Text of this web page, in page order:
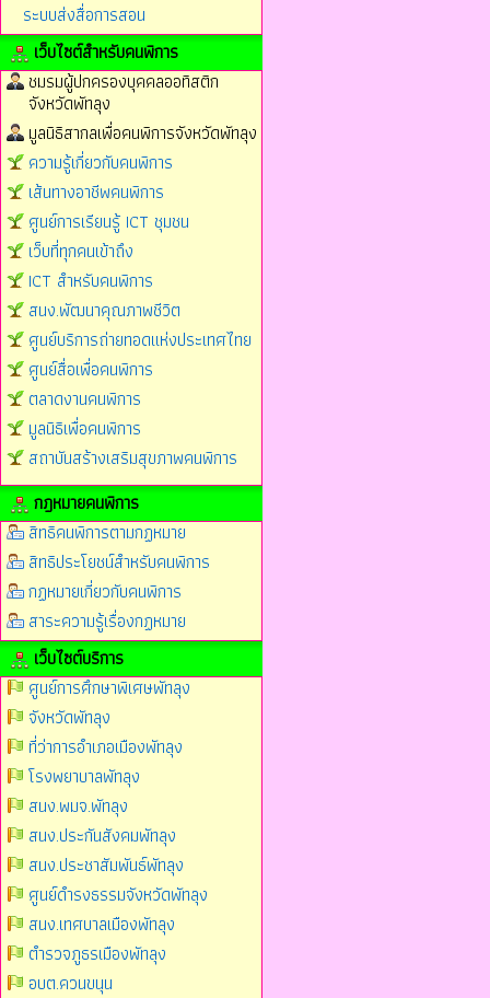
ระบบส่งสื่อการสอน
เว็บไซต์สำหรับคนพิการ
ชมรมผู้ปกครองบุคคลออทิสติก
จังหวัดพัทลุง
มูลนิธิสากลเพื่อคนพิการจังหวัดพัทลุง
ความรู้เกี่ยวกับคนพิการ
เส้นทางอาชีพคนพิการ
ศูนย์การเรียนรู้ ICT ชุมชน
เว็บที่ทุกคนเข้าถึง
ICT สำหรับคนพิการ
สนง.พัฒนาคุณภาพชีวิต
ศูนย์บริการถ่ายทอดแห่งประเทศไทย
ศูนย์สื่อเพื่อคนพิการ
ตลาดงานคนพิการ
มูลนิธิเพื่อคนพิการ
สถาบันสร้างเสริมสุขภาพคนพิการ
กฎหมายคนพิการ
สิทธิคนพิการตามกฏหมาย
สิทธิประโยชน์สำหรับคนพิการ
กฏหมายเกี่ยวกับคนพิการ
สาระความรู้เรื่องกฏหมาย
เว็บไซต์บริการ
ศูนย์การศึกษาพิเศษพัทลุง
จังหวัดพัทลุง
ที่ว่าการอำเภอเมืองพัทลุง
โรงพยาบาลพัทลุง
สนง.พมจ.พัทลุง
สนง.ประกันสังคมพัทลุง
สนง.ประชาสัมพันธ์พัทลุง
ศูนย์ดำรงธรรมจังหวัดพัทลุง
สนง.เทศบาลเมืองพัทลุง
ตำรวจภูธรเมืองพัทลุง
อบต.ควนขนุน